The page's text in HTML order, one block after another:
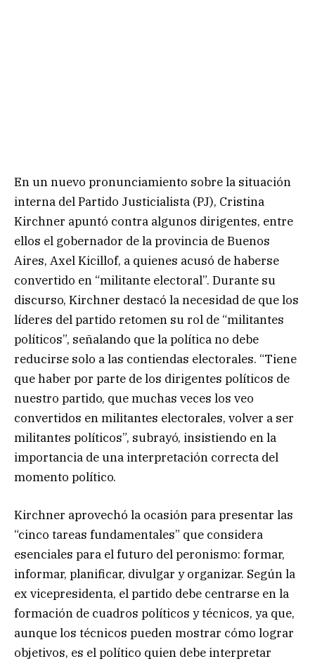
En un nuevo pronunciamiento sobre la situación
interna del Partido Justicialista (PJ), Cristina
Kirchner apuntó contra algunos dirigentes, entre
ellos el gobernador de la provincia de Buenos
Aires, Axel Kicillof, a quienes acusó de haberse
convertido en “militante electoral”. Durante su
discurso, Kirchner destacó la necesidad de que los
líderes del partido retomen su rol de “militantes
políticos”, señalando que la política no debe
reducirse solo a las contiendas electorales. “Tiene
que haber por parte de los dirigentes políticos de
nuestro partido, que muchas veces los veo
convertidos en militantes electorales, volver a ser
militantes políticos”, subrayó, insistiendo en la
importancia de una interpretación correcta del
momento político.
Kirchner aprovechó la ocasión para presentar las
“cinco tareas fundamentales” que considera
esenciales para el futuro del peronismo: formar,
informar, planificar, divulgar y organizar. Según la
ex vicepresidenta, el partido debe centrarse en la
formación de cuadros políticos y técnicos, ya que,
aunque los técnicos pueden mostrar cómo lograr
objetivos, es el político quien debe interpretar